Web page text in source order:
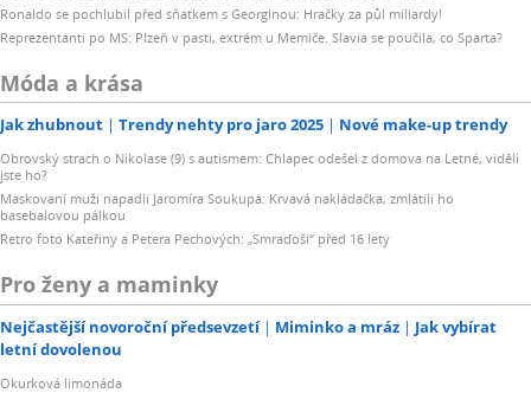
Ronaldo se pochlubil před sňatkem s Georginou: Hračky za půl miliardy!
Reprezentanti po MS: Plzeň v pasti, extrém u Memiče. Slavia se poučila, co Sparta?
Móda a krása
Jak zhubnout Trendy nehty pro jaro 2025 Nové make-up trendy
Obrovský strach o Nikolase (9) s autismem: Chlapec odešel z domova na Letné, viděli
jste ho?
Maskovaní muži napadli Jaromíra Soukupa: Krvavá nakládačka, zmlátili ho
basebalovou pálkou
Retro foto Kateřiny a Petera Pechových: „Smraďoši“ před 16 lety
Pro ženy a maminky
Nejčastější novoroční předsevzetí Miminko a mráz
Jak vybírat
letní dovolenou
Okurková limonáda